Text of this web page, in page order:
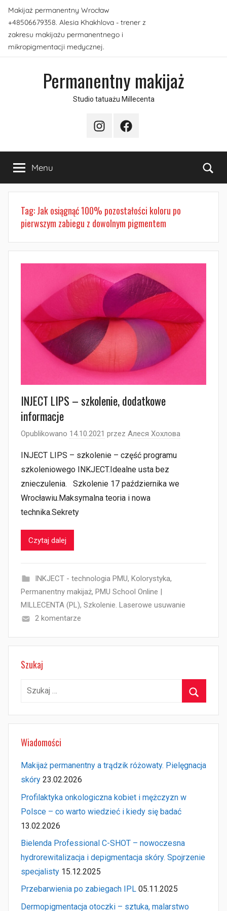
Przejdź
do
treści
Makijaż permanentny Wrocław
+48506679358. Alesia Khakhlova - trener z
zakresu makijażu permanentnego i
mikropigmentacji medycznej.
Permanentny makijaż
Studio tatuażu Millecenta
InstagramFacebook
Menu
Tag:Jak osiągnąć 100% pozostałości koloru po
pierwszym zabiegu z dowolnym pigmentem
INJECT LIPS – szkolenie, dodatkowe
informacje
Opublikowano 14.10.2021 przez Алеся Хохлова
INJECT LIPS – szkolenie – część programu
szkoleniowego INKJECT.Idealne usta bez
znieczulenia.⠀Szkolenie 17 października we
Wrocławiu.Maksymalna teoria i nowa
technika.Sekrety
Czytaj dalej
INKJECT - technologia PMU, Kolorystyka,
Permanentny makijaż, PMU School Online |
MILLECENTA (PL), Szkolenie. Laserowe usuwanie
2 komentarze
Szukaj
Szukaj:
Wiadomości
Makijaż permanentny a trądzik różowaty. Pielęgnacja
skóry 23.02.2026
Profilaktyka onkologiczna kobiet i mężczyzn w
Polsce – co warto wiedzieć i kiedy się badać
13.02.2026
Bielenda Professional C-SHOT – nowoczesna
hydrorewitalizacja i depigmentacja skóry. Spojrzenie
specjalisty 15.12.2025
Przebarwienia po zabiegach IPL 05.11.2025
Dermopigmentacja otoczki – sztuka, malarstwo